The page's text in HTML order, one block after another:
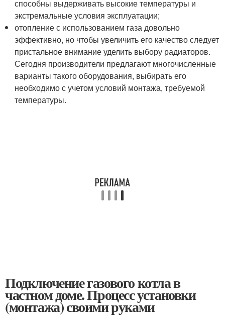
способны выдерживать высокие температуры и
экстремальные условия эксплуатации;
отопление с использованием газа довольно
эффективно, но чтобы увеличить его качество следует
пристальное внимание уделить выбору радиаторов.
Сегодня производители предлагают многочисленные
варианты такого оборудования, выбирать его
необходимо с учетом условий монтажа, требуемой
температуры.
Подключение газового котла в
частном доме. Процесс установки
(монтажа) своими руками